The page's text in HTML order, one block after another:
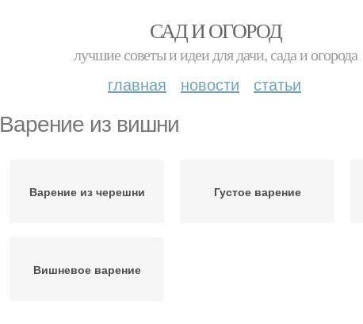
САД И ОГОРОД
лучшие советы и идеи для дачи, сада и огорода
главная новости статьи
Варение из вишни
Варение из черешни Густое варение
Вишневое варение